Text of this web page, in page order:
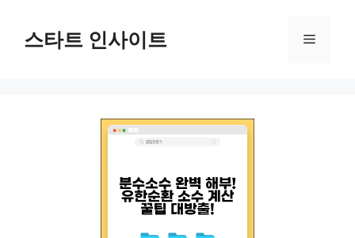
스타트 인사이트 메